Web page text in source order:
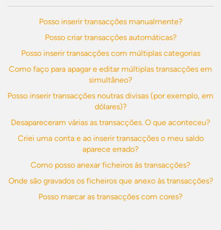
Posso inserir transacções manualmente?
Posso criar transacções automáticas?
Posso inserir transacções com múltiplas categorias
Como faço para apagar e editar múltiplas transacções em
simultâneo?
Posso inserir transacções noutras divisas (por exemplo, em
dólares)?
Desapareceram várias as transacções. O que aconteceu?
Criei uma conta e ao inserir transacções o meu saldo
aparece errado?
Como posso anexar ficheiros às transacções?
Onde são gravados os ficheiros que anexo às transacções?
Posso marcar as transacções com cores?